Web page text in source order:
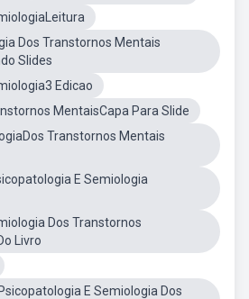
Dos Transtornos Mentais
Slides
Edicao
MentaisCapa Para Slide
Transtornos Mentais
E Semiologia
Dos Transtornos
Livro
E Semiologia Dos